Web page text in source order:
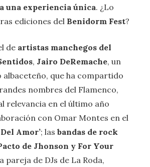
una experiencia única. ¿Lo
ediciones del Benidorm Fest?
de artistas manchegos del
, Jairo DeRemache, un
que ha compartido
nombres del Flamenco,
relevancia en el último año
con Omar Montes en el
Amor’; las bandas de rock
de Jhonson y For Your
pareja de DJs de La Roda,